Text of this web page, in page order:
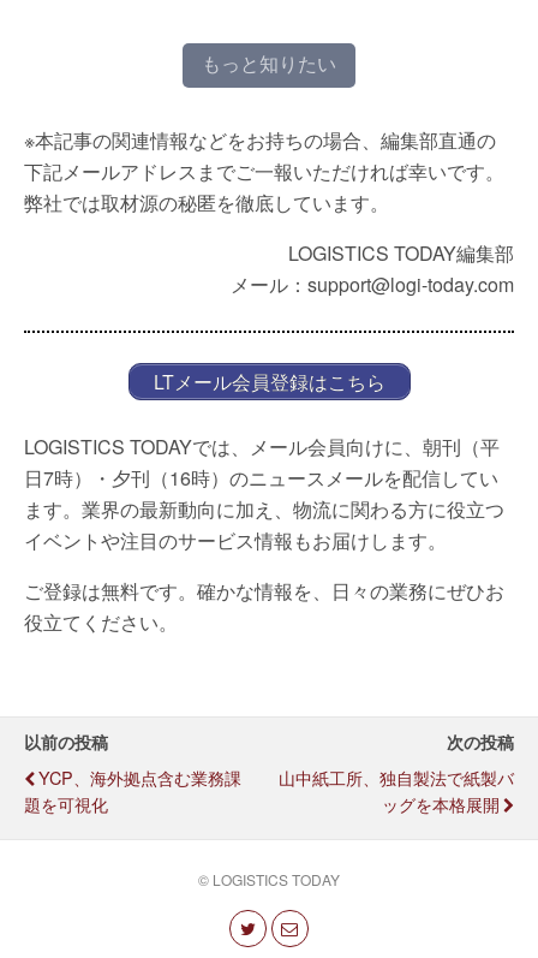
もっと知りたい
※本記事の関連情報などをお持ちの場合、編集部直通の
下記メールアドレスまでご一報いただければ幸いです。
弊社では取材源の秘匿を徹底しています。
LOGISTICS TODAY編集部
メール：support@logi-today.com
LTメール会員登録はこちら
LOGISTICS TODAYでは、メール会員向けに、朝刊（平
日7時）・夕刊（16時）のニュースメールを配信してい
ます。業界の最新動向に加え、物流に関わる方に役立つ
イベントや注目のサービス情報もお届けします。
ご登録は無料です。確かな情報を、日々の業務にぜひお
役立てください。
以前の投稿
YCP、海外拠点含む業務課
題を可視化
次の投稿
山中紙工所、独自製法で紙製バ
ッグを本格展開
© LOGISTICS TODAY